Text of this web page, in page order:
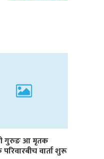
गुरुङ आ मृतक
वार्ता शुरू